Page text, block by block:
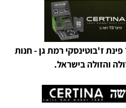
ענק השעונים הרצל 73 פינת ז'בוטינסקי רמת גן - חנות
והזולה בישראל.